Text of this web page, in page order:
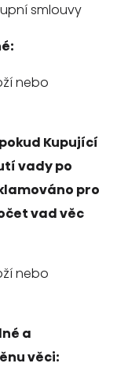
smlouvy
nebo
Kupující
vady po
pro
vad věc
nebo
a
věci: